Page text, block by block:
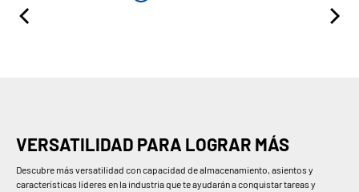
VERSATILIDAD PARA LOGRAR MÁS
Descubre más versatilidad con capacidad de almacenamiento, asientos y
características líderes en la industria que te ayudarán a conquistar tareas y